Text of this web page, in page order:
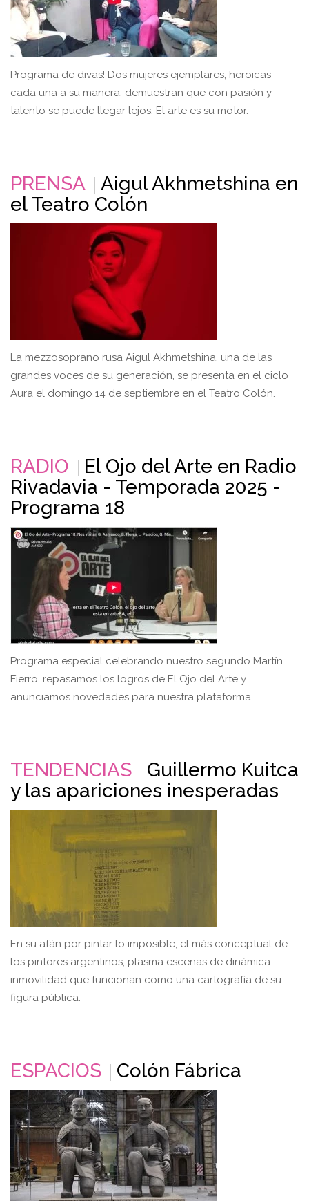
Programa de divas! Dos mujeres ejemplares, heroicas
cada una a su manera, demuestran que con pasión y
talento se puede llegar lejos. El arte es su motor.
PRENSA
Aigul Akhmetshina en
el Teatro Colón
La mezzosoprano rusa Aigul Akhmetshina, una de las
grandes voces de su generación, se presenta en el ciclo
Aura el domingo 14 de septiembre en el Teatro Colón.
RADIO
El Ojo del Arte en Radio
Rivadavia - Temporada 2025 -
Programa 18
Programa especial celebrando nuestro segundo Martín
Fierro, repasamos los logros de El Ojo del Arte y
anunciamos novedades para nuestra plataforma.
TENDENCIAS
Guillermo Kuitca
y las apariciones inesperadas
En su afán por pintar lo imposible, el más conceptual de
los pintores argentinos, plasma escenas de dinámica
inmovilidad que funcionan como una cartografía de su
figura pública.
ESPACIOS Colón Fábrica